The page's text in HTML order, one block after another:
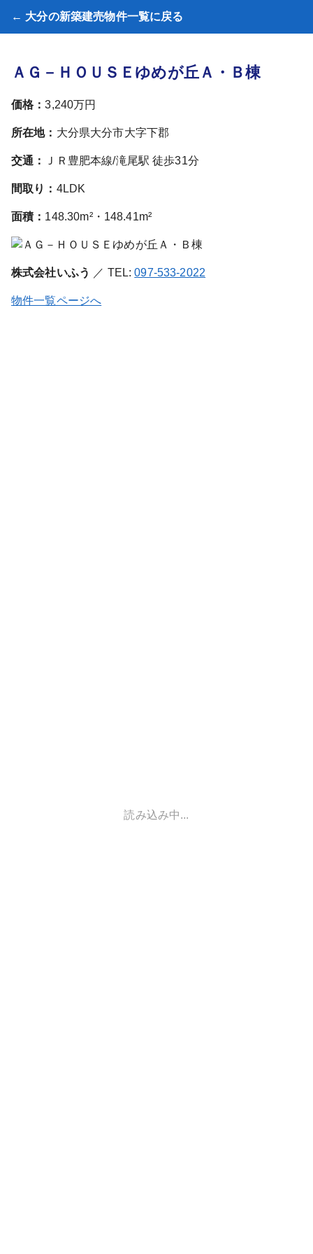
← 大分の新築建売物件一覧に戻る
ＡＧ－ＨＯＵＳＥゆめが丘Ａ・Ｂ棟
価格：3,240万円
所在地： 大分県大分市大字下郡
交通： ＪＲ豊肥本線/滝尾駅 徒歩31分
間取り： 4LDK
面積： 148.30m²・148.41m²
株式会社いふう ／ TEL:097-533-2022
物件一覧ページへ
読み込み中...